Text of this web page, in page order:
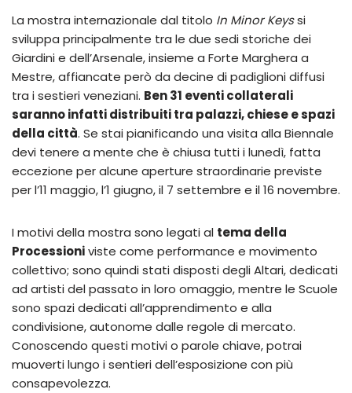
La mostra internazionale dal titolo In Minor Keyssi
sviluppa principalmente tra le due sedi storiche dei
Giardini e dell’Arsenale, insieme a Forte Marghera a
Mestre, affiancate però da decine di padiglioni diffusi
tra i sestieri veneziani. Ben 31 eventi collaterali
saranno infatti distribuiti tra palazzi, chiese e spazi
della città. Se stai pianificando una visita alla Biennale
devi tenere a mente che è chiusa tutti i lunedì, fatta
eccezione per alcune aperture straordinarie previste
per l’11 maggio, l’1 giugno, il 7 settembre e il 16 novembre.
I motivi della mostra sono legati al tema della
Processioniviste come performance e movimento
collettivo; sono quindi stati disposti degli Altari, dedicati
ad artisti del passato in loro omaggio, mentre le Scuole
sono spazi dedicati all’apprendimento e alla
condivisione, autonome dalle regole di mercato.
Conoscendo questi motivi o parole chiave, potrai
muoverti lungo i sentieri dell’esposizione con più
consapevolezza.